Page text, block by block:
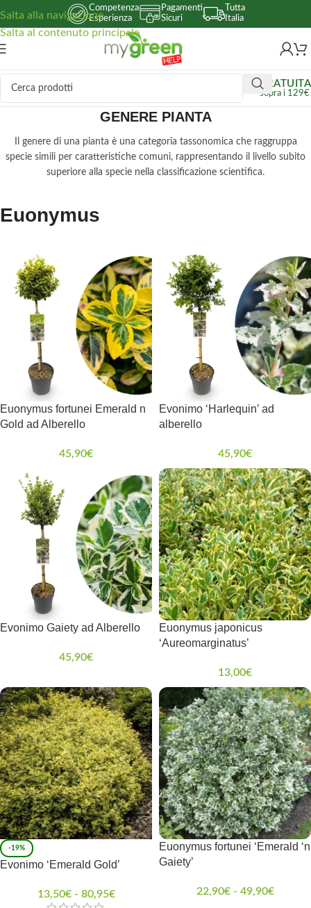
Salta alla navigazione
Salta al contenuto principale
Competenza
Esperienza
Pagamenti
Sicuri
Tutta
Italia
GRATUITA
sopra i 129€
GENERE PIANTA
Il genere di una pianta è una categoria tassonomica che raggruppa
specie simili per caratteristiche comuni, rappresentando il livello subito
superiore alla specie nella classificazione scientifica.
Euonymus
Euonymus fortunei Emerald n
Gold ad Alberello
45,90€
Evonimo ‘Harlequin’ ad
alberello
45,90€
Evonimo Gaiety ad Alberello
45,90€
Euonymus japonicus
‘Aureomarginatus’
13,00€
-19%
Evonimo ‘Emerald Gold’
13,50€ - 80,95€
Euonymus fortunei ‘Emerald ‘n
Gaiety’
22,90€ - 49,90€